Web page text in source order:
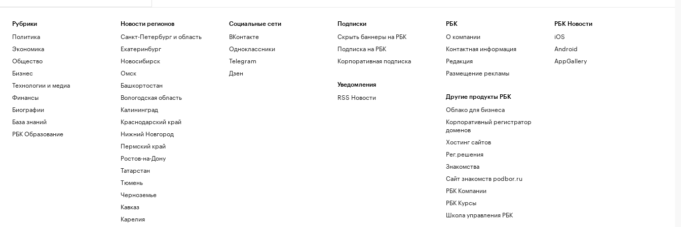
Рубрики
Политика
Экономика
Общество
Бизнес
Технологии и медиа
Финансы
Биографии
База знаний
РБК Образование
Новости регионов
Санкт-Петербург и область
Екатеринбург
Новосибирск
Омск
Башкортостан
Вологодская область
Калининград
Краснодарский край
Нижний Новгород
Пермский край
Ростов-на-Дону
Татарстан
Тюмень
Черноземье
Кавказ
Карелия
Социальные сети
ВКонтакте
Одноклассники
Telegram
Дзен
Подписки
Скрыть баннеры на РБК
Подписка на РБК
Корпоративная подписка
Уведомления
RSS Новости
РБК
О компании
Контактная информация
Редакция
Размещение рекламы
Другие продукты РБК
Облако для бизнеса
Корпоративный регистратор
доменов
Хостинг сайтов
Рег.решения
Знакомства
Сайт знакомств podbor.ru
РБК Компании
РБК Курсы
Школа управления РБК
РБК Новости
iOS
Android
AppGallery